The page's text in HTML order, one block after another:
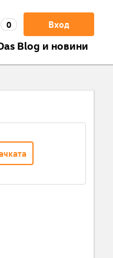
Вход
0
Blog и новини